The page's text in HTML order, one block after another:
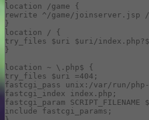
location /game {
rewrite ^/game/joinserver.jsp
}
location / {
try_files $uri $uri/
}
location ~ \.php$ {
try_files $uri =404;
fastcgi_pass unix:/var/run/php-
fastcgi_index index.php;
fastcgi_param
include fastcgi_params;